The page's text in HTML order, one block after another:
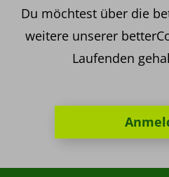
Du möchtest über die
weitere unserer
Laufenden